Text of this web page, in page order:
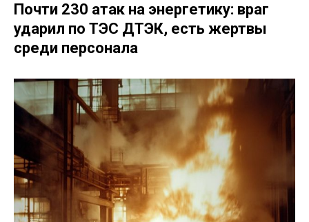
Почти 230 атак на энергетику: враг
ударил по ТЭС ДТЭК, есть жертвы
среди персонала